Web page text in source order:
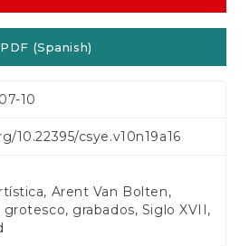
PDF (Spanish)
10
10.22395/csye.v10n19a16
Arent Van Bolten,
grotesco, grabados, Siglo XVII,